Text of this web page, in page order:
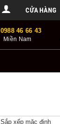
CỬA HÀNG
0988 46 66 43
Miền Nam